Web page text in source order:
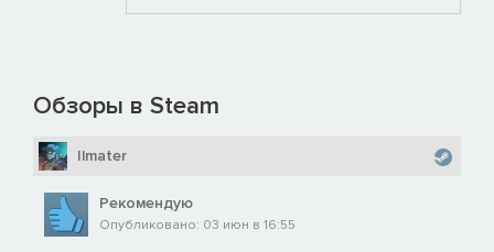
Обзоры в Steam
Ilmater
Рекомендую
Опубликовано: 03 июн в 16:55